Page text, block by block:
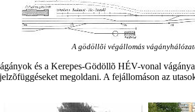
A gödöllõi végállomás
és a Kerepes-Gödöllõ HÉV-vonal
megoldani. A fejállomáson az